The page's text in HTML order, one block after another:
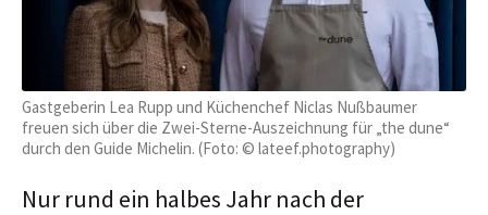
Gastgeberin Lea Rupp und Küchenchef Niclas Nußbaumer
freuen sich über die Zwei-Sterne-Auszeichnung für „the dune“
durch den Guide Michelin. (Foto: © lateef.photography)
Nur rund ein halbes Jahr nach der